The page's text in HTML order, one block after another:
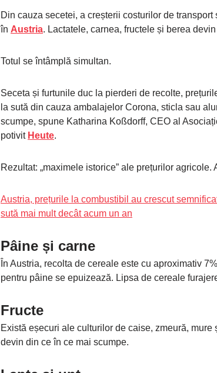
Din cauza secetei, a creșterii costurilor de
în Austria. Lactatele, carnea, fructele și berea
Totul se întâmplă simultan.
Seceta și furtunile duc la pierderi de recolte,
la sută din cauza ambalajelor Corona, sticla sau
scumpe, spune Katharina Koßdorff, CEO al
potivit Heute.
Rezultat: „maximele istorice” ale prețurilor agricole.
Austria, prețurile la combustibil au crescut
sută mai mult decât acum un an
Pâine și carne
În Austria, recolta de cereale este cu aproximativ
pentru pâine se epuizează. Lipsa de cereale
Fructe
Există eșecuri ale culturilor de caise, zmeură,
devin din ce în ce mai scumpe.